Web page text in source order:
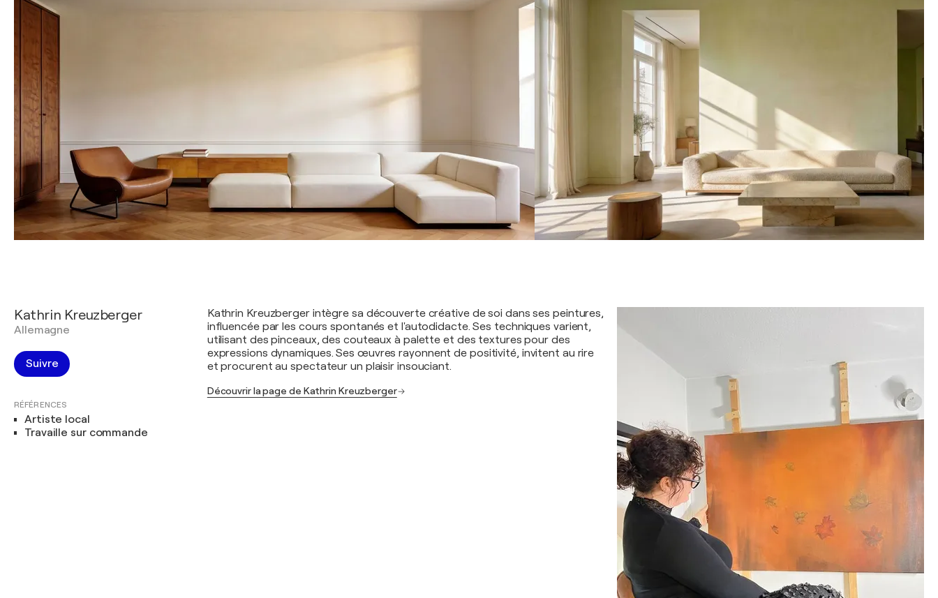
Kathrin Kreuzberger
Allemagne
Suivre
RÉFÉRENCES
Artiste local
Travaille sur commande
Kathrin Kreuzberger intègre sa découverte créative de soi dans ses peintures,
influencée par les cours spontanés et l'autodidacte. Ses techniques varient,
utilisant des pinceaux, des couteaux à palette et des textures pour des
expressions dynamiques. Ses œuvres rayonnent de positivité, invitent au rire
et procurent au spectateur un plaisir insouciant.
Découvrir la page de Kathrin Kreuzberger